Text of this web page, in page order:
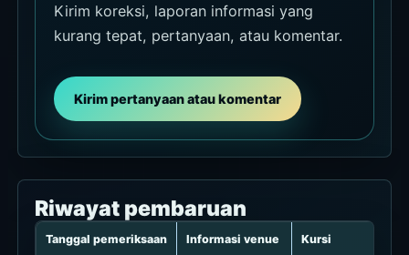
Kirim koreksi, laporan informasi yang
kurang tepat, pertanyaan, atau komentar.
Kirim pertanyaan atau komentar
Riwayat pembaruan
Tanggal pemeriksaan Informasi venue Kursi